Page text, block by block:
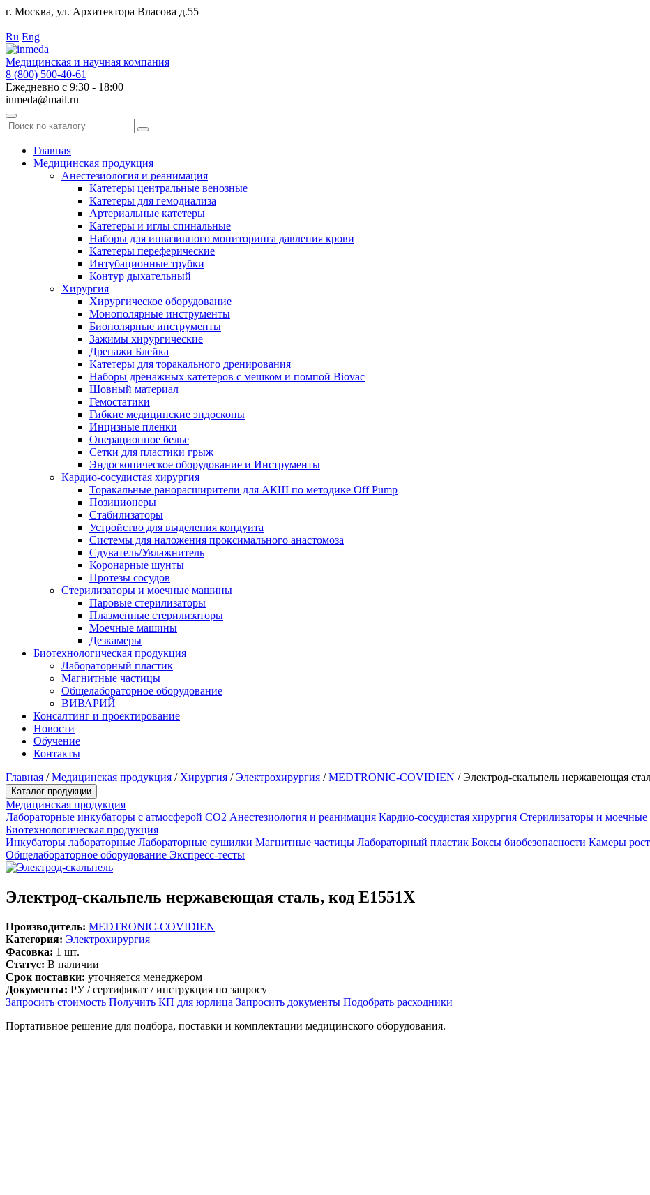
г. Москва, ул. Архитектора Власова д.55
Ru Eng
Медицинская и научная компания
8 (800) 500-40-61
Ежедневно с 9:30 - 18:00
inmeda@mail.ru
Поиск
по
каталогуГлавная
Медицинская продукция
Анестезиология и реанимация
Катетеры центральные венозные
Катетеры для гемодиализа
Артериальные катетеры
Катетеры и иглы спинальные
Наборы для инвазивного мониторинга давления крови
Катетеры переферические
Интубационные трубки
Контур дыхательный
Хирургия
Хирургическое оборудование
Монополярные инструменты
Биополярные инструменты
Зажимы хирургические
Дренажи Блейка
Катетеры для торакального дренирования
Наборы дренажных катетеров с мешком и помпой Biovac
Шовный материал
Гемостатики
Гибкие медицинские эндоскопы
Инцизные пленки
Операционное белье
Сетки для пластики грыж
Эндоскопическое оборудование и Инструменты
Кардио-сосудистая хирургия
Торакальные ранорасширители для АКШ по методике Off Pump
Позиционеры
Стабилизаторы
Устройство для выделения кондуита
Системы для наложения проксимального анастомоза
Сдуватель/Увлажнитель
Коронарные шунты
Протезы сосудов
Стерилизаторы и моечные машины
Паровые стерилизаторы
Плазменные стерилизаторы
Моечные машины
Дезкамеры
Биотехнологическая продукция
Лабораторный пластик
Магнитные частицы
Общелабораторное оборудование
ВИВАРИЙ
Консалтинг и проектирование
Новости
Обучение
Контакты
Главная /Медицинская продукция / Хирургия /Электрохирургия /MEDTRONIC-COVIDIEN /Электрод-скальпель нержавеющая
Каталог продукции
Медицинская продукция
Лабораторные инкубаторы с атмосферой CO2 Анестезиология и реанимация Кардио-сосудистая хирургия Стерилизаторы и
Биотехнологическая продукция
Инкубаторы лабораторные Лабораторные сушилки Магнитные частицы Лабораторный пластик Боксы биобезопасности Камеры
Общелабораторное оборудование Экспресс-тесты
Электрод-скальпель нержавеющая сталь, код Е1551Х
Производитель: MEDTRONIC-COVIDIEN
Категория: Электрохирургия
Фасовка: 1 шт.
Статус: В наличии
Срок поставки: уточняется менеджером
Документы: РУ / сертификат / инструкция по запросу
Запросить стоимость Получить КП для юрлица Запросить документы Подобрать расходники
Портативное решение для подбора, поставки и комплектации медицинского оборудования.